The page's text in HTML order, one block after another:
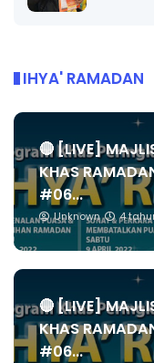
IHYA' RAMADAN
🔴 [LIVE]
KHAS
#06...
Unknown 4
🔴 [LIVE]
KHAS
#06...